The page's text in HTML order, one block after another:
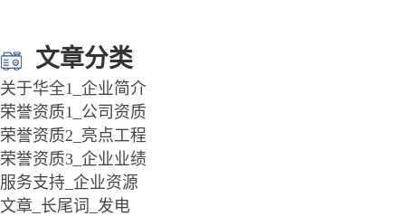
文章分类
关于华全1_企业简介
荣誉资质1_公司资质
荣誉资质2_亮点工程
荣誉资质3_企业业绩
服务支持_企业资源
文章_长尾词_发电